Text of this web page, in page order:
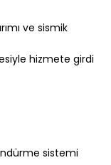
ve sismik
hizmete girdi
sistemi